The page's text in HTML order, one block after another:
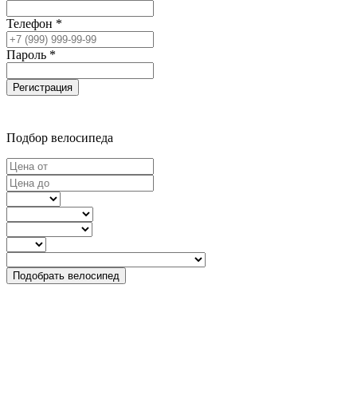
Телефон *
Пароль *
Регистрация
Подбор велосипеда
Подобрать велосипед